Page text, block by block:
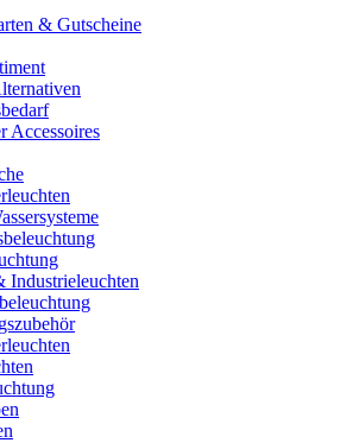
& Gutscheine
Accessoires
Industrieleuchten